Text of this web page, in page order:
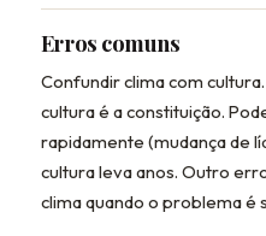
Erros comuns
Confundir clima com
cultura é a constituição.
rapidamente (mudança de
cultura leva anos. Outro
clima quando o problema é